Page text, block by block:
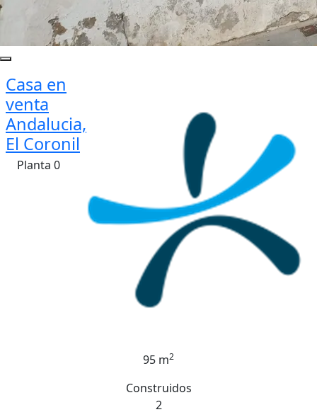
Casa en
venta
Andalucia,
El Coronil
Planta 0
95 m2
Construidos
2